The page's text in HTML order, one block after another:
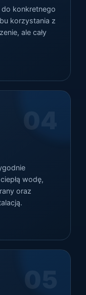
do konkretnego
korzystania z
ale cały
04
wodę,
oraz
05